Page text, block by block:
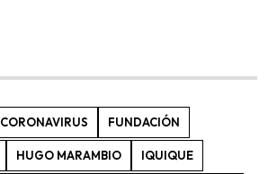
CORONAVIRUS FUNDACIÓN
HUGO MARAMBIO IQUIQUE